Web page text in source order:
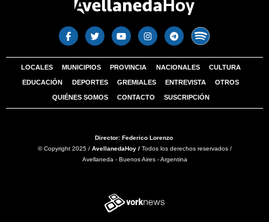
LOCALES MUNICIPIOS PROVINCIA NACIONALES CULTURA
EDUCACIÓN DEPORTES GREMIALES ENTREVISTA OTROS
QUIÉNES SOMOS CONTACTO SUSCRIPCIÓN
Director: Federico Lorenzo
© Copyright 2025 / AvellanedaHoy /Todos los derechos reservados /
Avellaneda - Buenos Aires - Argentina